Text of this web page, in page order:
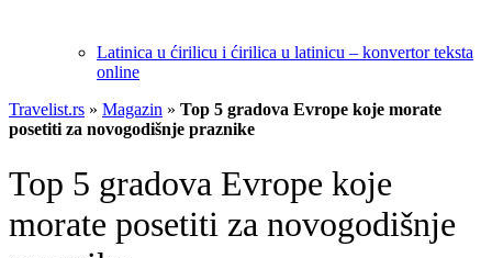
Latinica u ćirilicu i ćirilica u latinicu – konvertor teksta
online
Travelist.rs » Magazin » Top 5 gradova Evrope koje morate
posetiti za novogodišnje praznike
Top 5 gradova Evrope koje
morate posetiti za novogodišnje